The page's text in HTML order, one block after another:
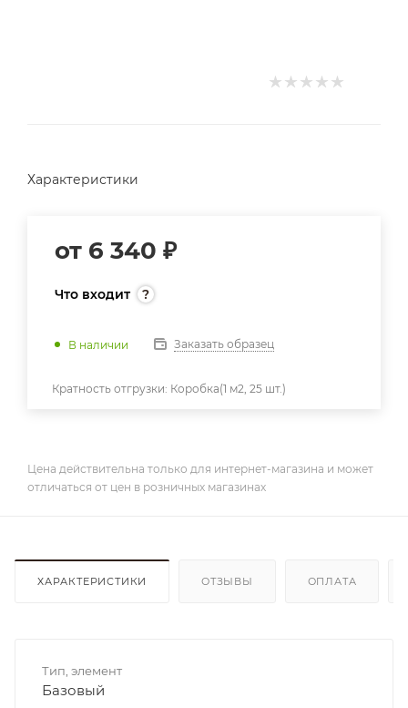
Характеристики
от 6 340 ₽
Что входит
В наличии Заказать образец
Кратность отгрузки: Коробка(1 м2, 25 шт.)
Цена действительна только для интернет-магазина и может
отличаться от цен в розничных магазинах
ХАРАКТЕРИСТИКИ ОТЗЫВЫ ОПЛАТА
Тип, элемент
Базовый